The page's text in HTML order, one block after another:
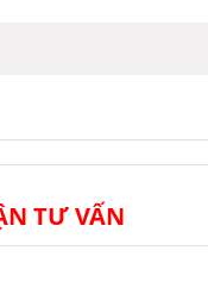
TƯ VẤN